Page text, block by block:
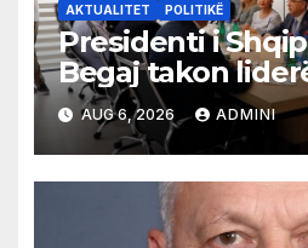
AKTUALITET POLITIKË
Presidenti i
Begaj takon
shqiptare në
AUG 6, 2026 ADMINI